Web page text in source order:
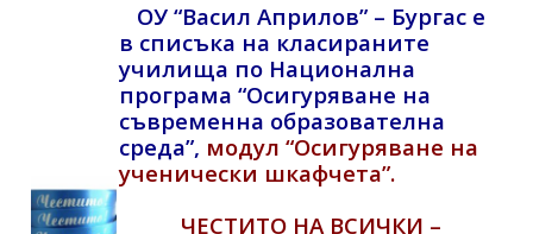
ОУ “Васил Априлов” – Бургас е
в списъка на класираните
училища по Национална
програма “Осигуряване на
съвременна образователна
среда”, модул “Осигуряване на
ученически шкафчета”.
ЧЕСТИТО НА ВСИЧКИ –